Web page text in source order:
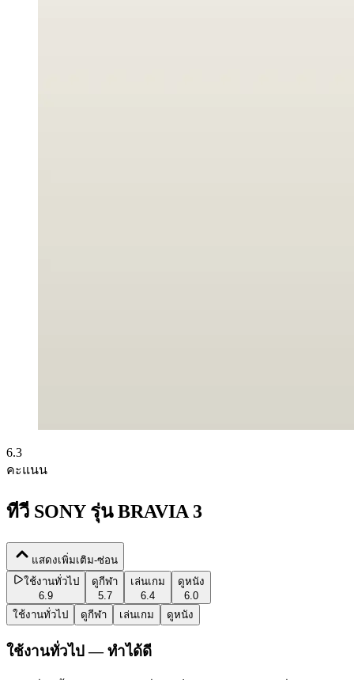
6.3
คะแนน
ทีวี SONY รุ่น BRAVIA 3
แสดงเพิ่มเติม-ซ่อน
ใช้งานทั่วไป
6.9
ดูกีฬา
5.7
เล่นเกม
6.4
ดูหนัง
6.0
ใช้งานทั่วไป
ดูกีฬา เล่นเกม ดูหนัง
ใช้งานทั่วไป — ทำได้ดี